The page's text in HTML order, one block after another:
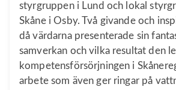
styrgruppen i Lund och lokal
Skåne i Osby. Två givande och
då värdarna presenterade sin
samverkan och vilka resultat den
kompetensförsörjningen i
arbete som även ger ringar på